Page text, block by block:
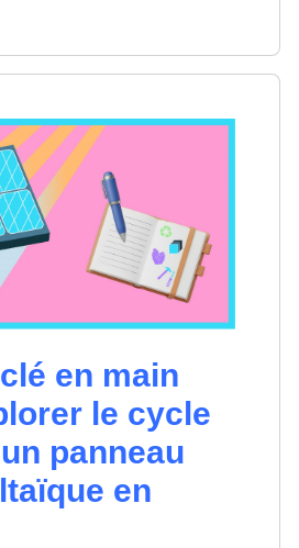
en main
le cycle
panneau
en